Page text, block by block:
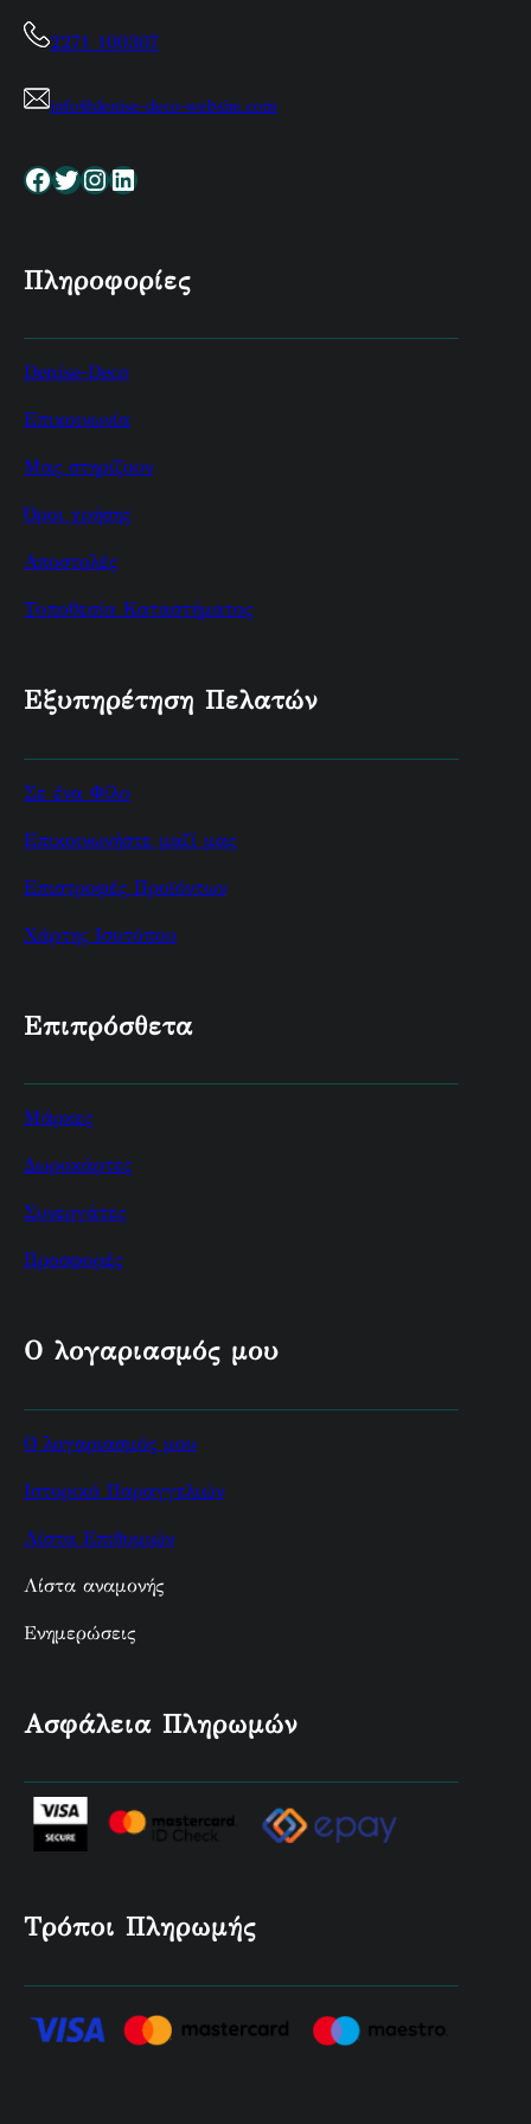
2271 100307
info@denise-deco-website.com
Facebook Twitter InstagramLinkedin
Πληροφορίες
Denise-Deco
Επικοινωνία
Μας στηρίζουν
Όροι χρήσης
Αποστολές
Τοποθεσία Καταστήματος
Εξυπηρέτηση Πελατών
Σε ένα Φίλο
Επικοινωνήστε μαζί μας
Επιστροφές Προϊόντων
Χάρτης Ισοτόπου
Επιπρόσθετα
Μάρκες
Δωροκάρτες
Συνεργάτες
Προσφορές
Ο λογαριασμός μου
Ο λογαριασμός μου
Ιστορικό Παραγγελιών
Λίστα Επιθυμιών
Λίστα αναμονής
Ενημερώσεις
Ασφάλεια Πληρωμών
Τρόποι Πληρωμής